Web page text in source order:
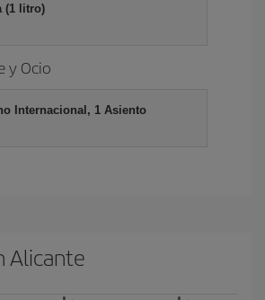
(1 litro)
y Ocio
Internacional, 1 Asiento
Alicante